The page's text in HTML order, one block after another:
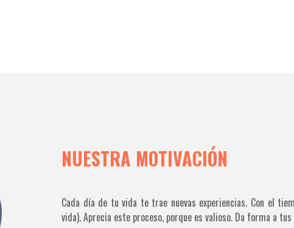
NUESTRA MOTIVACIÓN
Cada día de tu vida te trae nuevas experiencias. Con el
vida). Aprecia este proceso, porque es valioso. Da forma a